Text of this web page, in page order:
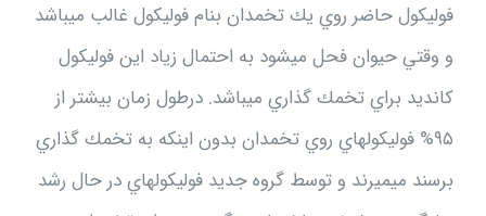
فوليكول حاضر روي يك تخمدان بنام فوليكول غالب ميباشد
و وقتي حيوان فحل ميشود به احتمال زياد اين فوليكول
كانديد براي تخمك گذاري ميباشد. درطول زمان بيشتر از
۹۵% فوليكولهاي روي تخمدان بدون اينكه به تخمك گذاري
برسند ميميرند و توسط گروه جديد فوليكولهاي در حال رشد